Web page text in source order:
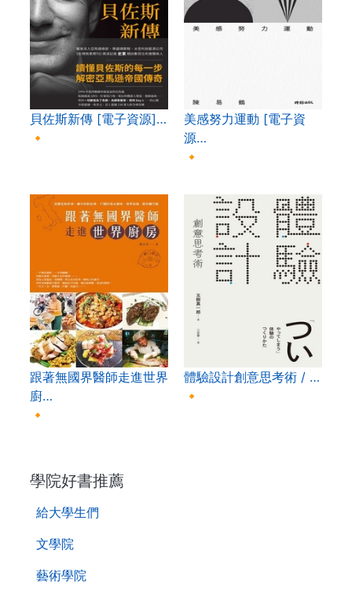
貝佐斯新傳 [電子資源]…
🔸
美感努力運動 [電子資
源…
🔸
跟著無國界醫師走進世界
廚…
🔸
體驗設計創意思考術 / …
🔸
學院好書推薦
給大學生們
文學院
藝術學院